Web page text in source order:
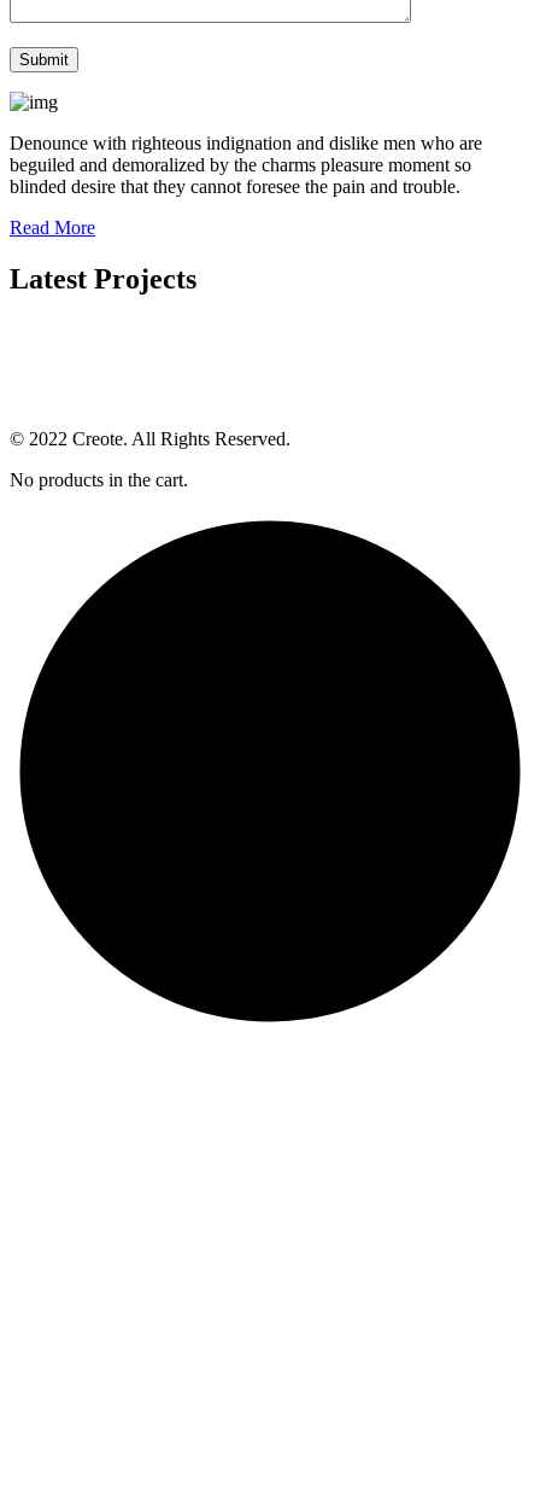
Denounce with righteous indignation and dislike men who are
beguiled and demoralized by the charms pleasure moment so
blinded desire that they cannot foresee the pain and trouble.
Read More
Latest Projects
© 2022 Creote. All Rights Reserved.
No products in the cart.